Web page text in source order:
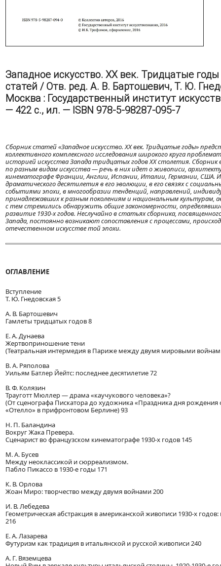
Западное искусство. ХХ век. Тридцатые
статей / Отв. ред. А. В. Бартошевич, Т. Ю.
Москва : Государственный институт
— 422 с., ил. — ISBN 978-5-98287-095-7
Сборник статей «Западное искусство. ХХ век. Тридцатые годы»
коллективного комплексного исследования широкого круга
историей искусства Запада тридцатых годов ХХ столетия. Сборник
по разным видам искусства — речь в них идет о живописи,
кинематографе Франции, Англии, Испании, Италии, Германии, США.
драматического десятилетия в его эволюции, в его связях с
событиями эпохи, в многообразии тенденций, направлений,
принадлежавших к разным поколениям и национальным культурам,
с тем стремились обнаружить общие закономерности,
развитие 1930-х годов. Неслучайно в статьях сборника,
Запада, постоянно возникают сопоставления с процессами,
отечественном искусстве той эпохи.
ОГЛАВЛЕНИЕ
Вступление
Т. Ю. Гнедовская 5
A. В. Бартошевич
Гамлеты тридцатых годов 8
Е. А. Дунаева
Жертвоприношение тени
(Театральная интермедия в Париже между двумя мировыми
B. А. Ряполова
Уильям Батлер Йейтс: последнее десятилетие 72
В. Ф. Колязин
Трауготт Мюллер — драма «каучукового человека»?
(От сценографа Пискатора до художника «Праздника дня
«Отелло» в прифронтовом Берлине) 93
Н. П. Баландина
Вокруг Жака Превера.
Сценарист во французском кинематографе 1930-х годов 145
М. А. Бусев
Между неоклассикой и сюрреализмом.
Пабло Пикассо в 1930-е годы 171
К. В. Орлова
Жоан Миро: творчество между двумя войнами 200
И. В. Лебедева
Геометрическая абстракция в американской живописи 1930-х годов:
216
Е. А. Лазарева
Футуризм как традиция в итальянской и русской живописи 240
А. Г. Вяземцева